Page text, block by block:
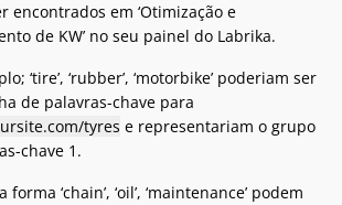
encontrados em ‘Otimização e
de KW’ no seu painel do Labrika.
‘tire’, ‘rubber’, ‘motorbike’ poderiam ser
de palavras-chave para
tyres e representariam o grupo
chave 1.
forma ‘chain’, ‘oil’, ‘maintenance’ podem